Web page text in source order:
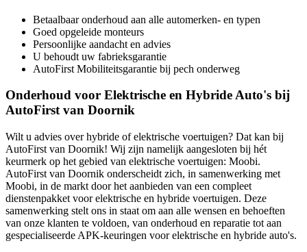
Betaalbaar onderhoud aan alle automerken- en typen
Goed opgeleide monteurs
Persoonlijke aandacht en advies
U behoudt uw fabrieksgarantie
AutoFirst Mobiliteitsgarantie bij pech onderweg
Onderhoud voor Elektrische en Hybride Auto's bij
AutoFirst van Doornik
Wilt u advies over hybride of elektrische voertuigen? Dat kan bij
AutoFirst van Doornik! Wij zijn namelijk aangesloten bij hét
keurmerk op het gebied van elektrische voertuigen: Moobi.
AutoFirst van Doornik onderscheidt zich, in samenwerking met
Moobi, in de markt door het aanbieden van een compleet
dienstenpakket voor elektrische en hybride voertuigen. Deze
samenwerking stelt ons in staat om aan alle wensen en behoeften
van onze klanten te voldoen, van onderhoud en reparatie tot aan
gespecialiseerde APK-keuringen voor elektrische en hybride auto's.